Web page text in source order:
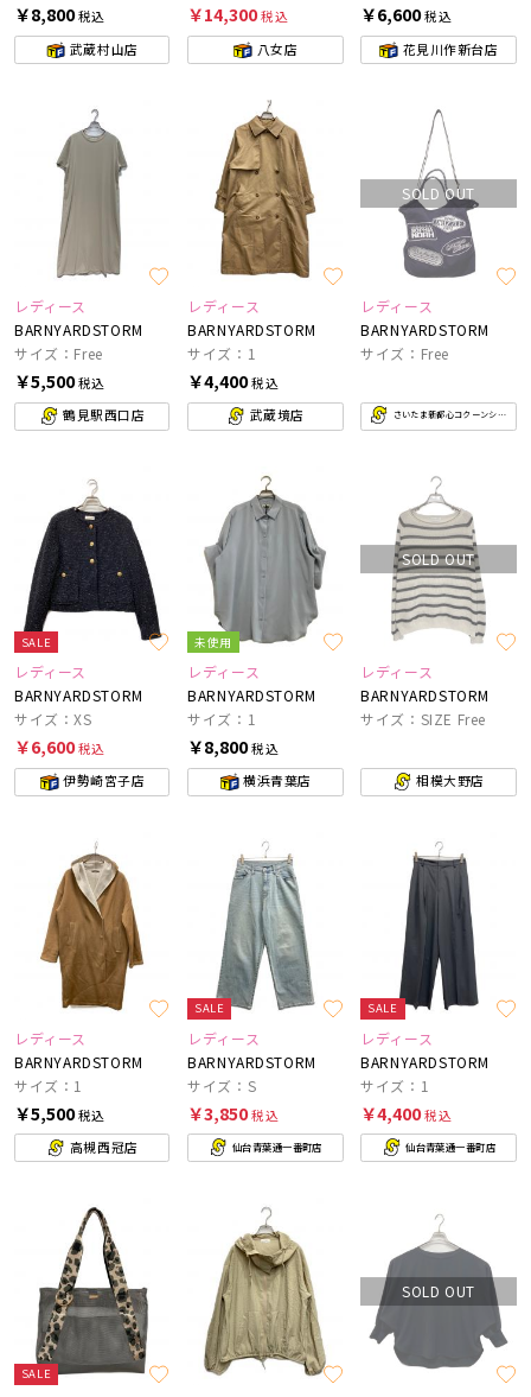
￥8,800税込
武蔵村山店
￥14,300税込
八女店
￥6,600税込
花見川作新台店
レディース
BARNYARDSTORM
サイズ：Free
￥5,500税込
鶴見駅西口店
レディース
BARNYARDSTORM
サイズ：1
￥4,400税込
武蔵境店
SOLD OUT
レディース
BARNYARDSTORM
サイズ：Free
さいたま新都心コクーンシティ店
SALE
レディース
BARNYARDSTORM
サイズ：XS
￥6,600税込
伊勢崎宮子店
未使用
レディース
BARNYARDSTORM
サイズ：1
￥8,800税込
横浜青葉店
SOLD OUT
レディース
BARNYARDSTORM
サイズ：SIZE Free
相模大野店
レディース
BARNYARDSTORM
サイズ：1
￥5,500税込
高槻西冠店
SALE
レディース
BARNYARDSTORM
サイズ：S
￥3,850税込
仙台青葉通一番町店
SALE
レディース
BARNYARDSTORM
サイズ：1
￥4,400税込
仙台青葉通一番町店
SALE
SOLD OUT